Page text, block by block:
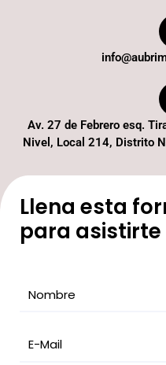
Av. 27 de Febrero esq.
Nivel, Local 214, Distrito
Llena esta
para asistirte